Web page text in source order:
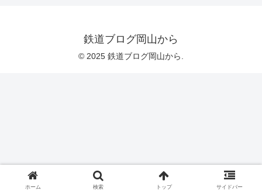
鉄道ブログ岡山から
© 2025 鉄道ブログ岡山から.
ホーム 検索 トップ サイドバー